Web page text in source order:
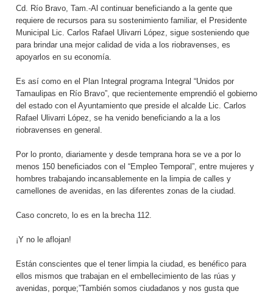
Cd. Río Bravo, Tam.-Al continuar beneficiando a la gente que
requiere de recursos para su sostenimiento familiar, el Presidente
Municipal Lic. Carlos Rafael Ulivarri López, sigue sosteniendo que
para brindar una mejor calidad de vida a los riobravenses, es
apoyarlos en su economía.
Es así como en el Plan Integral programa Integral “Unidos por
Tamaulipas en Río Bravo”, que recientemente emprendió el gobierno
del estado con el Ayuntamiento que preside el alcalde Lic. Carlos
Rafael Ulivarri López, se ha venido beneficiando a la a los
riobravenses en general.
Por lo pronto, diariamente y desde temprana hora se ve a por lo
menos 150 beneficiados con el “Empleo Temporal”, entre mujeres y
hombres trabajando incansablemente en la limpia de calles y
camellones de avenidas, en las diferentes zonas de la ciudad.
Caso concreto, lo es en la brecha 112.
¡Y no le aflojan!
Están conscientes que el tener limpia la ciudad, es benéfico para
ellos mismos que trabajan en el embellecimiento de las rúas y
avenidas, porque;”También somos ciudadanos y nos gusta que